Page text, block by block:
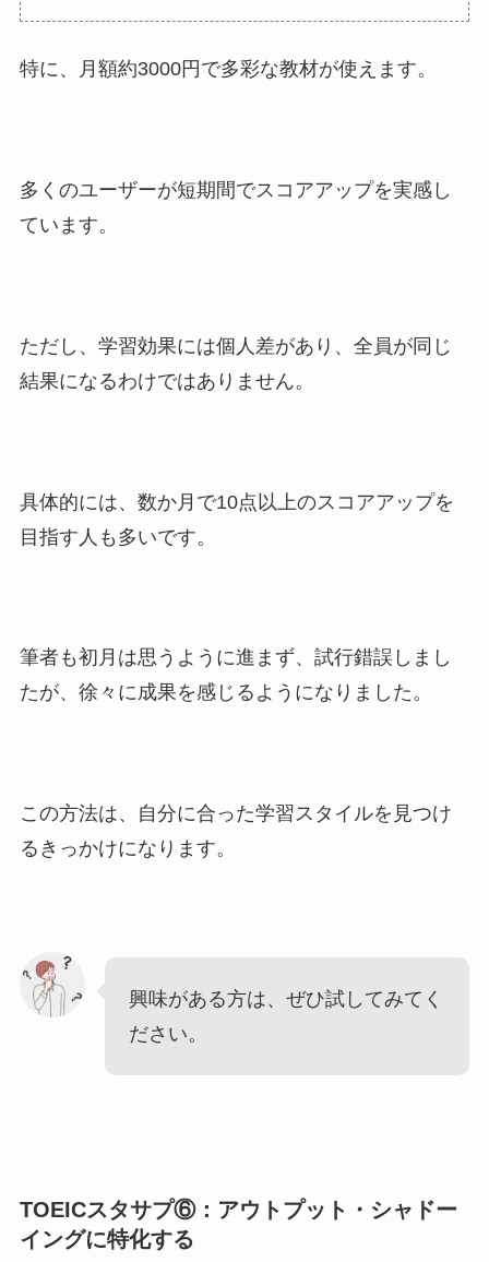
特に、月額約3000円で多彩な教材が使えます。
多くのユーザーが短期間でスコアアップを実感し
ています。
ただし、学習効果には個人差があり、全員が同じ
結果になるわけではありません。
具体的には、数か月で10点以上のスコアアップを
目指す人も多いです。
筆者も初月は思うように進まず、試行錯誤しまし
たが、徐々に成果を感じるようになりました。
この方法は、自分に合った学習スタイルを見つけ
るきっかけになります。
興味がある方は、ぜひ試してみてく
ださい。
TOEICスタサプ⑥：アウトプット・シャドー
イングに特化する